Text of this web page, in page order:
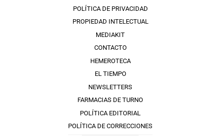
POLÍTICA DE PRIVACIDAD
PROPIEDAD INTELECTUAL
MEDIAKIT
CONTACTO
HEMEROTECA
EL TIEMPO
NEWSLETTERS
FARMACIAS DE TURNO
POLÍTICA EDITORIAL
POLÍTICA DE CORRECCIONES